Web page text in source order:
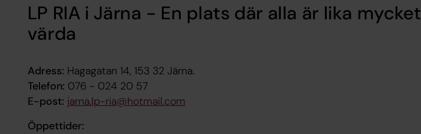
LP RIA i Järna - En plats där alla är lika mycket
värda
Adress: Hagagatan 14, 153 32 Järna.
Telefon: 076 - 024 20 57
E-post: jarna.lp-ria@hotmail.com
Öppettider: